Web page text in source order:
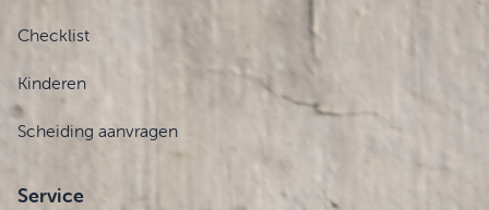
Checklist
Kinderen
Scheiding aanvragen
Service